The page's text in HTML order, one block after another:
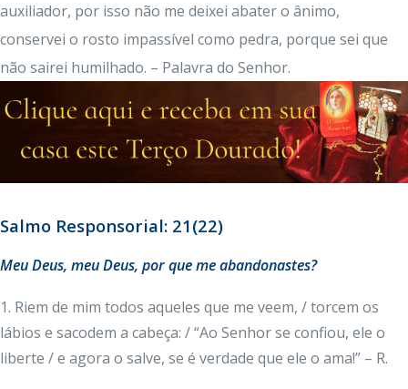
auxiliador, por isso não me deixei abater o ânimo,
conservei o rosto impassível como pedra, porque sei que
não sairei humilhado. – Palavra do Senhor.
Salmo Responsorial: 21(22)
Meu Deus, meu Deus, por que me abandonastes?
1. Riem de mim todos aqueles que me veem, / torcem os
lábios e sacodem a cabeça: / “Ao Senhor se confiou, ele o
liberte / e agora o salve, se é verdade que ele o ama!” – R.